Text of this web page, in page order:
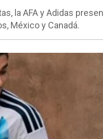
la AFA y Adidas
México y Canadá.